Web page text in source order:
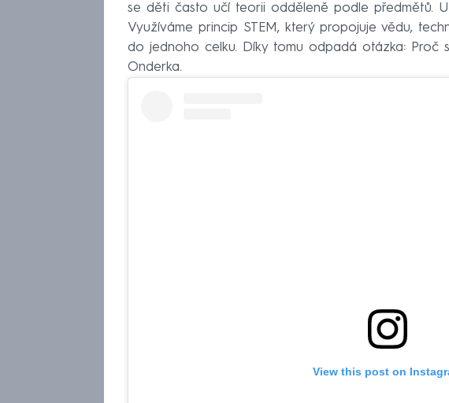
se děti často učí teorii odděleně podle předmětů.
Využíváme princip STEM, který propojuje vědu,
do jednoho celku. Díky tomu odpadá otázka: Proč
Onderka.
View this post on